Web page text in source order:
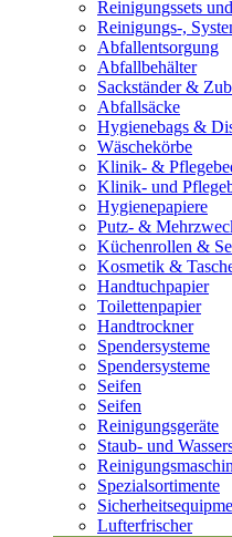
Reinigungssets
Reinigungs-,
Abfallentsorgung
Abfallbehälter
Sackständer &
Abfallsäcke
Hygienebags &
Wäschekörbe
Klinik- &
Klinik- und
Hygienepapiere
Putz- &
Küchenrollen &
Kosmetik &
Handtuchpapier
Toilettenpapier
Handtrockner
Spendersysteme
Spendersysteme
Seifen
Seifen
Reinigungsgeräte
Staub- und
Spezialsortimente
Lufterfrischer